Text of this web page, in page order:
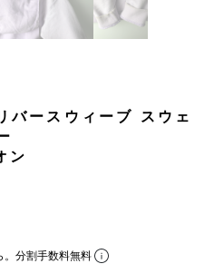
ースウィーブ スウェ
ン
。分割手数料無料